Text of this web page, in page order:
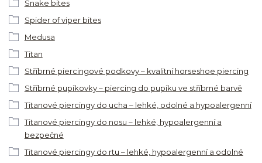
Snake bites
Spider of viper bites
Medusa
Titan
Stříbrné piercingové podkovy – kvalitní horseshoe piercing
Stříbrné pupíkovky – piercing do pupíku ve stříbrné barvě
Titanové piercingy do ucha – lehké, odolné a hypoalergenní
Titanové piercingy do nosu – lehké, hypoalergenní a
bezpečné
Titanové piercingy do rtu – lehké, hypoalergenní a odolné